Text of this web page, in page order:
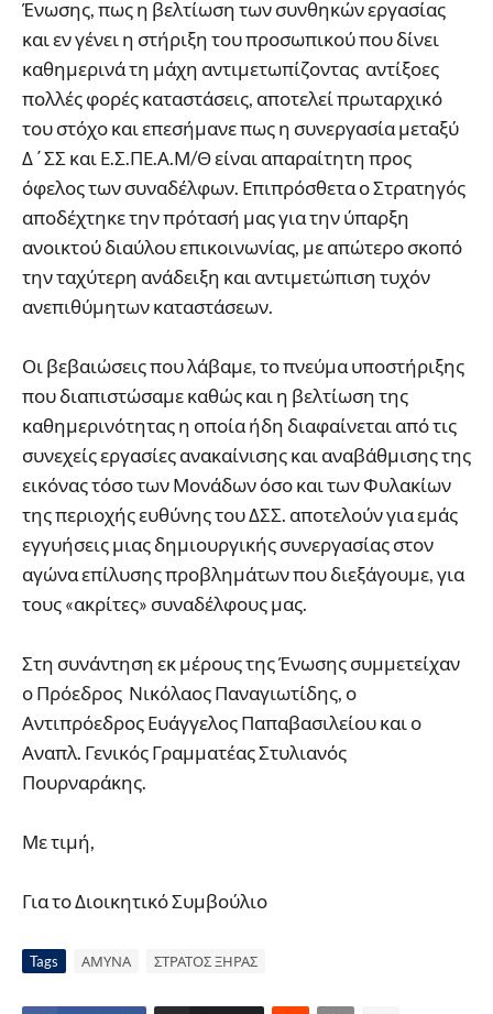
Ένωσης, πως η βελτίωση των συνθηκών εργασίας
και εν γένει η στήριξη του προσωπικού που δίνει
καθημερινά τη μάχη αντιμετωπίζοντας αντίξοες
πολλές φορές καταστάσεις, αποτελεί πρωταρχικό
του στόχο και επεσήμανε πως η συνεργασία μεταξύ
Δ΄ΣΣ και Ε.Σ.ΠΕ.Α.Μ/Θ είναι απαραίτητη προς
όφελος των συναδέλφων. Επιπρόσθετα ο Στρατηγός
αποδέχτηκε την πρότασή μας για την ύπαρξη
ανοικτού διαύλου επικοινωνίας, με απώτερο σκοπό
την ταχύτερη ανάδειξη και αντιμετώπιση τυχόν
ανεπιθύμητων καταστάσεων.
Οι βεβαιώσεις που λάβαμε, το πνεύμα υποστήριξης
που διαπιστώσαμε καθώς και η βελτίωση της
καθημερινότητας η οποία ήδη διαφαίνεται από τις
συνεχείς εργασίες ανακαίνισης και αναβάθμισης της
εικόνας τόσο των Μονάδων όσο και των Φυλακίων
της περιοχής ευθύνης του ΔΣΣ. αποτελούν για εμάς
εγγυήσεις μιας δημιουργικής συνεργασίας στον
αγώνα επίλυσης προβλημάτων που διεξάγουμε, για
τους «ακρίτες» συναδέλφους μας.
Στη συνάντηση εκ μέρους της Ένωσης συμμετείχαν
ο Πρόεδρος Νικόλαος Παναγιωτίδης, ο
Αντιπρόεδρος Ευάγγελος Παπαβασιλείου και ο
Αναπλ. Γενικός Γραμματέας Στυλιανός
Πουρναράκης.
Με τιμή,
Για το Διοικητικό Συμβούλιο
Tags ΑΜΥΝΑ ΣΤΡΑΤΟΣ ΞΗΡΑΣ